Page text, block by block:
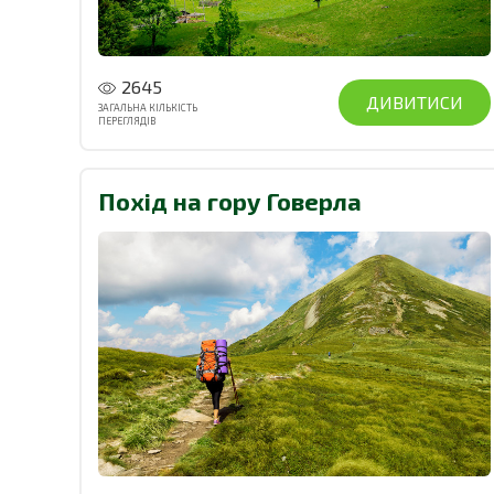
2645
ЗАГАЛЬНА КІЛЬКІСТЬ
ПЕРЕГЛЯДІВ
ДИВИТИСИ
Похід на гору Говерла